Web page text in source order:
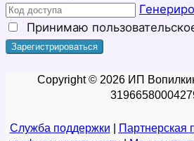
Принимаю
Copyright © 2026 ИП
Служба поддержки Партнерская